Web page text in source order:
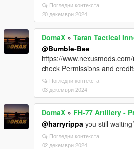
Погледни контекста
20 декември 2024
DomaX » Taran Tactical
@Bumble-Bee
https://
check Permissions and
Погледни контекста
03 декември 2024
DomaX » FH-77 Artillery -
@harryrippa you still
Погледни контекста
02 декември 2024